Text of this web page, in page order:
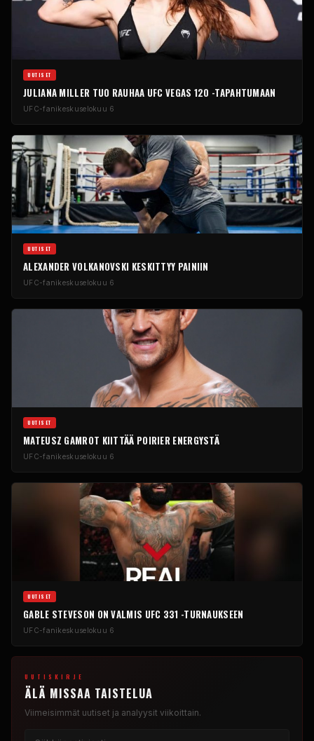
UUTISET
JULIANA MILLER TUO RAUHAA UFC VEGAS 120 -TAPAHTUMAAN
UFC-fanikeskuselokuu 6
UUTISET
ALEXANDER VOLKANOVSKI KESKITTYY PAINIIN
UFC-fanikeskuselokuu 6
UUTISET
MATEUSZ GAMROT KIITTÄÄ POIRIER ENERGYSTÄ
UFC-fanikeskuselokuu 6
UUTISET
GABLE STEVESON ON VALMIS UFC 331 -TURNAUKSEEN
UFC-fanikeskuselokuu 6
UUTISKIRJE
ÄLÄ MISSAA TAISTELUA
Viimeisimmät uutiset ja analyysit viikoittain.